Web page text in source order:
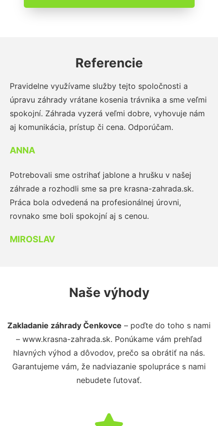
Referencie
Pravidelne využívame služby tejto spoločnosti a
úpravu záhrady vrátane kosenia trávnika a sme veľmi
spokojní. Záhrada vyzerá veľmi dobre, vyhovuje nám
aj komunikácia, prístup či cena. Odporúčam.
ANNA
Potrebovali sme ostrihať jablone a hrušku v našej
záhrade a rozhodli sme sa pre krasna-zahrada.sk.
Práca bola odvedená na profesionálnej úrovni,
rovnako sme boli spokojní aj s cenou.
MIROSLAV
Naše výhody
Zakladanie záhrady Čenkovce – poďte do toho s nami
– www.krasna-zahrada.sk. Ponúkame vám prehľad
hlavných výhod a dôvodov, prečo sa obrátiť na nás.
Garantujeme vám, že nadviazanie spolupráce s nami
nebudete ľutovať.